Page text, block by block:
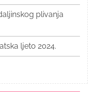
plivanja
ljeto 2024.